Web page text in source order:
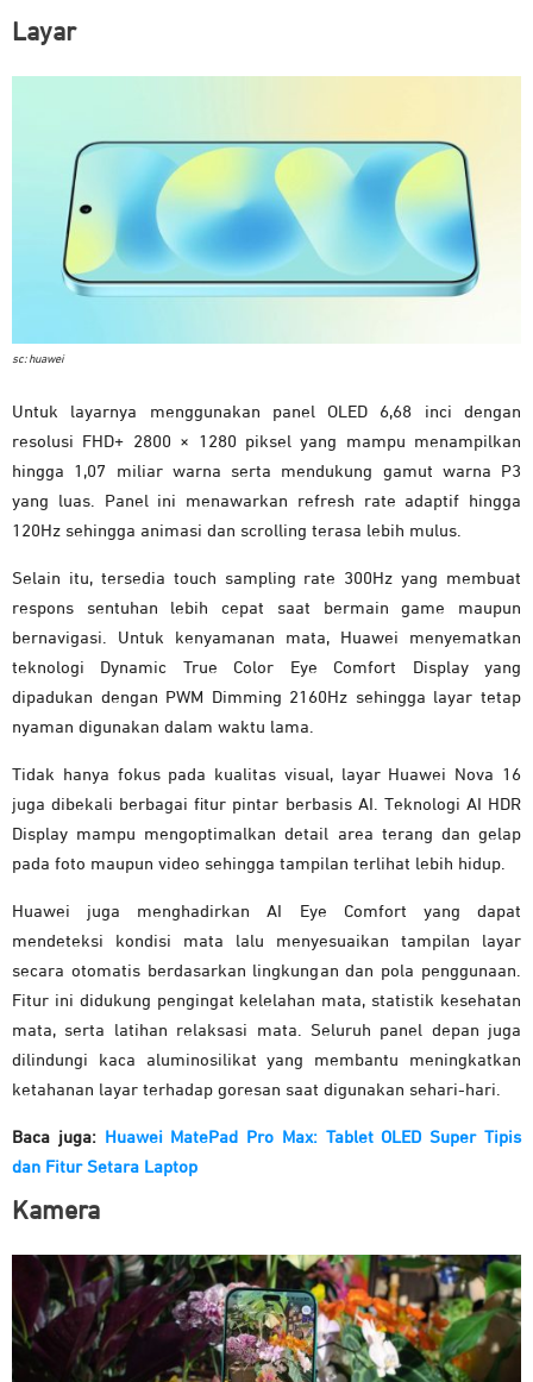
Layar
sc: huawei
Untuk layarnya menggunakan panel OLED 6,68 inci dengan
resolusi FHD+ 2800 × 1280 piksel yang mampu menampilkan
hingga 1,07 miliar warna serta mendukung gamut warna P3
yang luas. Panel ini menawarkan refresh rate adaptif hingga
120Hz sehingga animasi dan scrolling terasa lebih mulus.
Selain itu, tersedia touch sampling rate 300Hz yang membuat
respons sentuhan lebih cepat saat bermain game maupun
bernavigasi. Untuk kenyamanan mata, Huawei menyematkan
teknologi Dynamic True Color Eye Comfort Display yang
dipadukan dengan PWM Dimming 2160Hz sehingga layar tetap
nyaman digunakan dalam waktu lama.
Tidak hanya fokus pada kualitas visual, layar Huawei Nova 16
juga dibekali berbagai fitur pintar berbasis AI. Teknologi AI HDR
Display mampu mengoptimalkan detail area terang dan gelap
pada foto maupun video sehingga tampilan terlihat lebih hidup.
Huawei juga menghadirkan AI Eye Comfort yang dapat
mendeteksi kondisi mata lalu menyesuaikan tampilan layar
secara otomatis berdasarkan lingkungan dan pola penggunaan.
Fitur ini didukung pengingat kelelahan mata, statistik kesehatan
mata, serta latihan relaksasi mata. Seluruh panel depan juga
dilindungi kaca aluminosilikat yang membantu meningkatkan
ketahanan layar terhadap goresan saat digunakan sehari-hari.
Baca juga:
Huawei MatePad Pro Max: Tablet OLED Super Tipis
dan Fitur Setara Laptop
Kamera